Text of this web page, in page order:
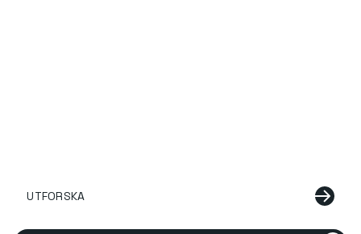
UTFORSKA